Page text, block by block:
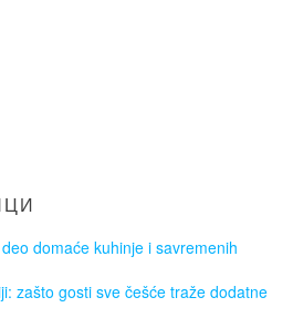
domaće kuhinje i savremenih
zašto gosti sve češće traže dodatne